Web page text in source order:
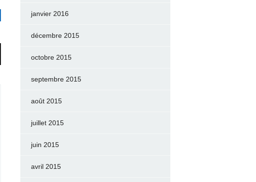
janvier 2016
décembre 2015
octobre 2015
septembre 2015
août 2015
juillet 2015
juin 2015
avril 2015